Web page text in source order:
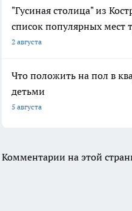
"Гусиная столица" из
список популярных мест
2 августа
Что положить на пол в
детьми
5 августа
Комментарии на этой